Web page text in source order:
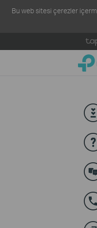
Bu web sitesi çerezler
to
TP-